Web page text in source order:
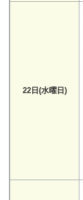
22日(水曜日)